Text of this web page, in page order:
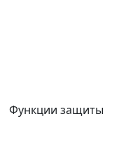
Функции защиты